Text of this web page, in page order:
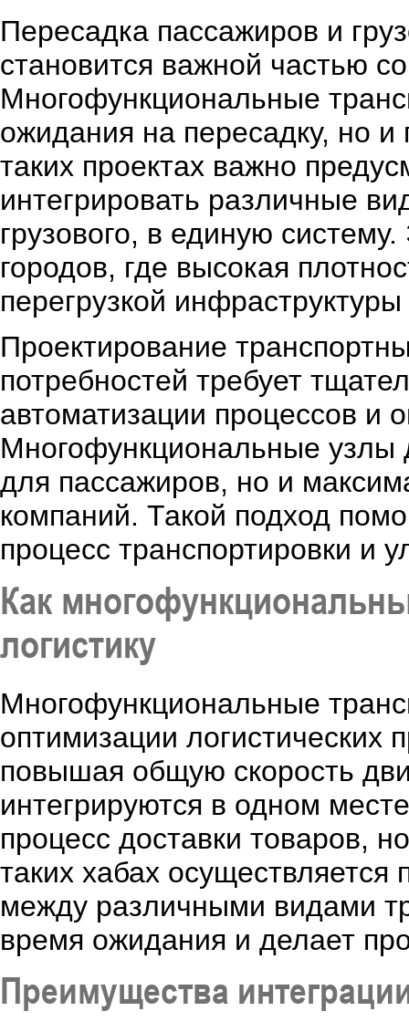
Пересадка пассажиров и
становится важной частью
Многофункциональные
ожидания на пересадку, но
таких проектах важно
интегрировать различные
грузового, в единую
городов, где высокая
перегрузкой
Проектирование
потребностей требует
автоматизации процессов и
Многофункциональные узлы
для пассажиров, но и
компаний. Такой подход
процесс транспортировки и
Как
логистику
Многофункциональные
оптимизации логистических
повышая общую скорость
интегрируются в одном
процесс доставки товаров,
таких хабах
между различными видами
время ожидания и делает
Преимущества